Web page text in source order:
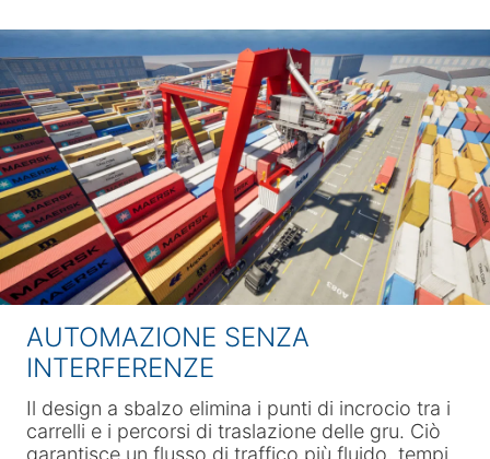
AUTOMAZIONE SENZA
INTERFERENZE
Il design a sbalzo elimina i punti di incrocio tra i
carrelli e i percorsi di traslazione delle gru. Ciò
garantisce un flusso di traffico più fluido, tempi